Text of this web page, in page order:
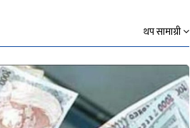
थप सामाग्री